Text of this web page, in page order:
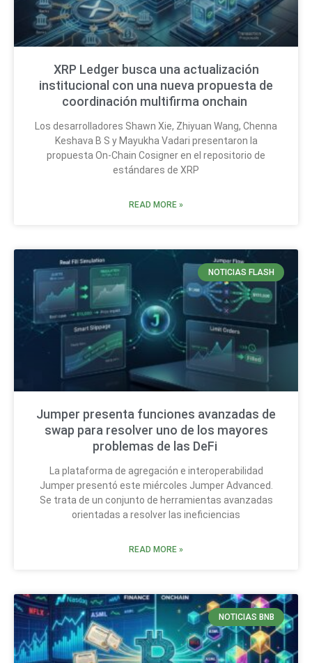
XRP Ledger busca una actualización
institucional con una nueva propuesta de
coordinación multifirma onchain
Los desarrolladores Shawn Xie, Zhiyuan Wang, Chenna
Keshava B S y Mayukha Vadari presentaron la
propuesta On-Chain Cosigner en el repositorio de
estándares de XRP
READ MORE »
NOTICIAS FLASH
Jumper presenta funciones avanzadas de
swap para resolver uno de los mayores
problemas de las DeFi
La plataforma de agregación e interoperabilidad
Jumper presentó este miércoles Jumper Advanced.
Se trata de un conjunto de herramientas avanzadas
orientadas a resolver las ineficiencias
READ MORE »
NOTICIAS BNB